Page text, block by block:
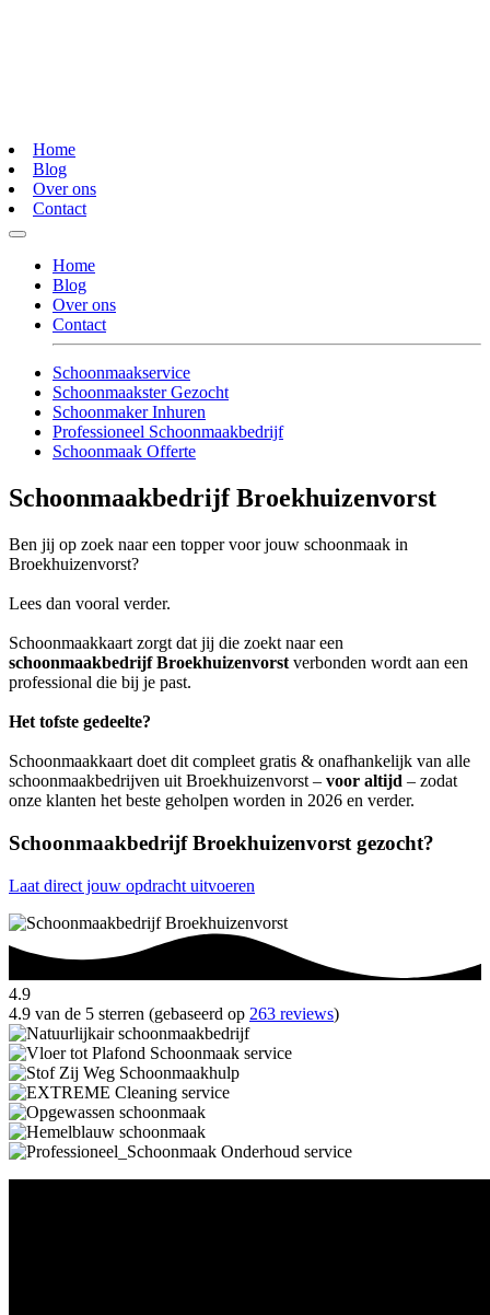
Home
Blog
Over ons
Contact
Home
Blog
Over ons
Contact
Schoonmaakservice
Schoonmaakster Gezocht
Schoonmaker Inhuren
Professioneel Schoonmaakbedrijf
Schoonmaak Offerte
Schoonmaakbedrijf Broekhuizenvorst
Ben jij op zoek naar een topper voor jouw schoonmaak in
Broekhuizenvorst?
Lees dan vooral verder.
Schoonmaakkaart zorgt dat jij die zoekt naar een
schoonmaakbedrijf Broekhuizenvorst verbonden wordt aan een
professional die bij je past.
Het tofste gedeelte?
Schoonmaakkaart doet dit compleet gratis & onafhankelijk van alle
schoonmaakbedrijven uit Broekhuizenvorst – voor altijd – zodat
onze klanten het beste geholpen worden in 2026 en verder.
Schoonmaakbedrijf Broekhuizenvorst gezocht?
Laat direct jouw opdracht uitvoeren
4.9
4.9 van de 5 sterren (gebaseerd op 263 reviews)